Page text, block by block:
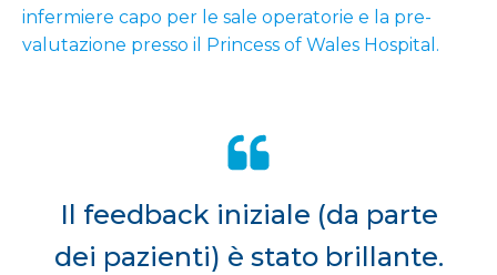
infermiere capo per le sale operatorie e la pre-
valutazione presso il Princess of Wales Hospital.
Il feedback iniziale (da parte
dei pazienti) è stato brillante.